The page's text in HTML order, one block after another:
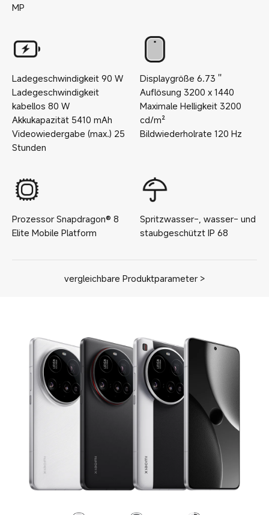
MP
Ladegeschwindigkeit 90 W
Ladegeschwindigkeit
kabellos 80 W
Akkukapazität 5410 mAh
Videowiedergabe (max.) 25
Stunden
Displaygröße 6.73 ''
Auflösung 3200 x 1440
Maximale Helligkeit 3200
cd/m²
Bildwiederholrate 120 Hz
Prozessor Snapdragon® 8
Elite Mobile Platform
Spritzwasser-, wasser- und
staubgeschützt IP68
vergleichbare Produktparameter >